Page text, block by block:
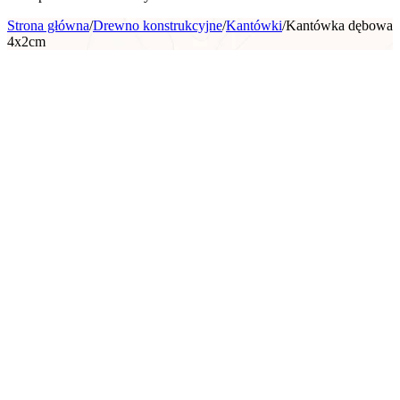
Strona główna/Drewno konstrukcyjne/Kantówki/Kantówka dębowa
4x2cm